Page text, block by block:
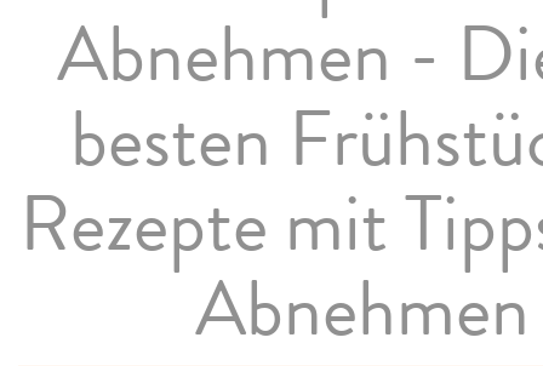
Abnehmen -
besten
Rezepte mit
Abnehmen